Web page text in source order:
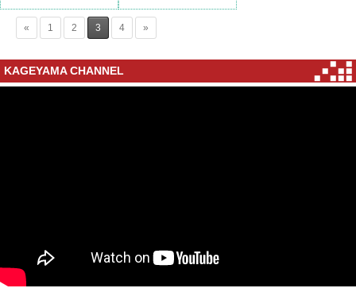
« 1 2 3 4 »
KAGEYAMA CHANNEL